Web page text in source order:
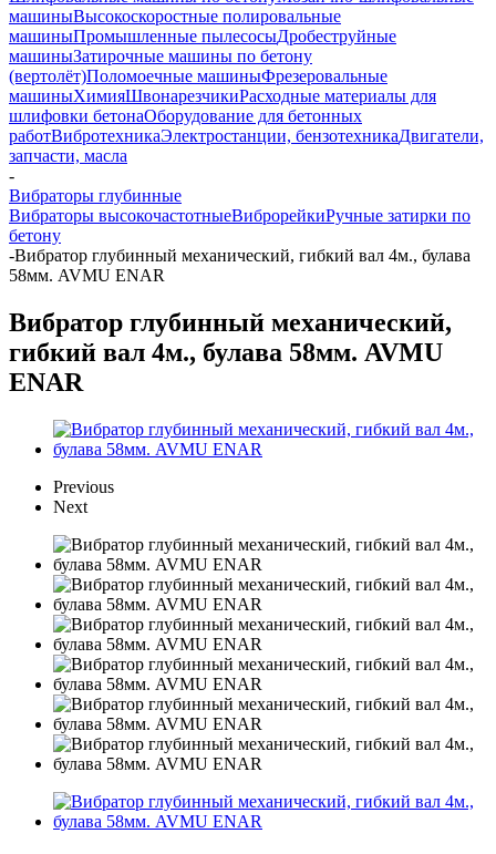
машиныВысокоскоростные полировальные
машиныПромышленные пылесосыДробеструйные
машиныЗатирочные машины по бетону
(вертолёт)Поломоечные машиныФрезеровальные
машиныХимияШвонарезчикиРасходные материалы для
шлифовки бетонаОборудование для бетонных
работВибротехникаЭлектростанции, бензотехникаДвигатели,
запчасти, масла
-
Вибраторы глубинные
Вибраторы высокочастотныеВиброрейкиРучные затирки по
бетону
-Вибратор глубинный механический, гибкий вал 4м., булава
58мм. AVMU ENAR
Вибратор глубинный механический,
гибкий вал 4м., булава 58мм. AVMU
ENAR
Previous
Next